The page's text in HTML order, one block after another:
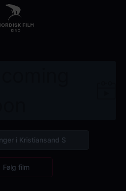
i Kristiansand S
Følg film